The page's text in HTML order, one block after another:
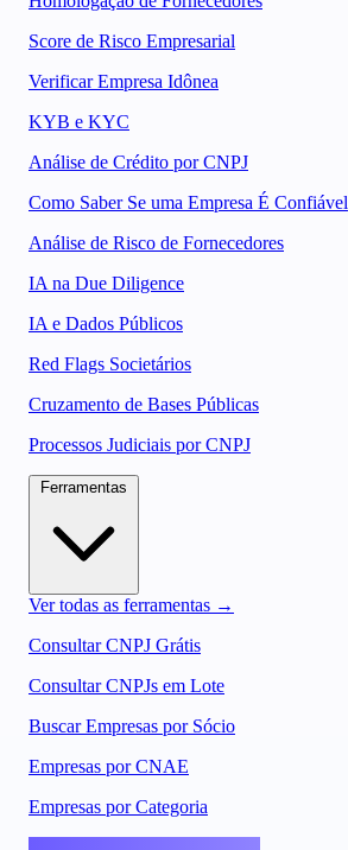
Score de Risco Empresarial
Verificar Empresa Idônea
KYB e KYC
Análise de Crédito por CNPJ
Como Saber Se uma Empresa É Confiável
Análise de Risco de Fornecedores
IA na Due Diligence
IA e Dados Públicos
Red Flags Societários
Cruzamento de Bases Públicas
Processos Judiciais por CNPJ
Ver todas as ferramentas →
Consultar CNPJ Grátis
Consultar CNPJs em Lote
Buscar Empresas por Sócio
Empresas por CNAE
Empresas por Categoria